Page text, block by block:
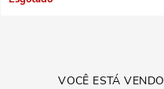
Indisponível
VOCÊ ESTÁ VENDO